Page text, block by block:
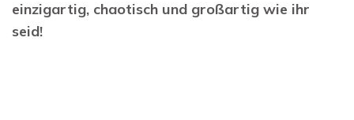
einzigartig, chaotisch und großartig wie ihr
seid!